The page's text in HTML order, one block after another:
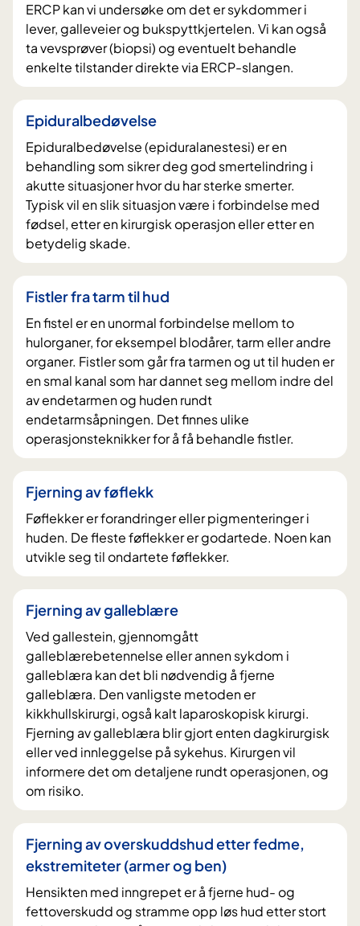
ERCP kan vi undersøke om det er sykdommer i
lever, galleveier og bukspyttkjertelen. Vi kan også
ta vevsprøver (biopsi) og eventuelt behandle
enkelte tilstander direkte via ERCP-slangen.
Epiduralbedøvelse
Epiduralbedøvelse (epiduralanestesi) er en
behandling som sikrer deg god smertelindring i
akutte situasjoner hvor du har sterke smerter.
Typisk vil en slik situasjon være i forbindelse med
fødsel, etter en kirurgisk operasjon eller etter en
betydelig skade.
Fistler fra tarm til hud
En fistel er en unormal forbindelse mellom to
hulorganer, for eksempel blodårer, tarm eller andre
organer. Fistler som går fra tarmen og ut til huden er
en smal kanal som har dannet seg mellom indre del
av endetarmen og huden rundt
endetarmsåpningen. Det finnes ulike
operasjonsteknikker for å få behandle fistler.
Fjerning av føflekk
Føflekker er forandringer eller pigmenteringer i
huden. De fleste føflekker er godartede. Noen kan
utvikle seg til ondartete føflekker.
Fjerning av galleblære
Ved gallestein, gjennomgått
galleblærebetennelse eller annen sykdom i
galleblæra kan det bli nødvendig å fjerne
galleblæra. Den vanligste metoden er
kikkhullskirurgi, også kalt laparoskopisk kirurgi.
Fjerning av galleblæra blir gjort enten dagkirurgisk
eller ved innleggelse på sykehus. Kirurgen vil
informere det om detaljene rundt operasjonen, og
om risiko.
Fjerning av overskuddshud etter fedme,
ekstremiteter (armer og ben)
Hensikten med inngrepet er å fjerne hud- og
fettoverskudd og stramme opp løs hud etter stort